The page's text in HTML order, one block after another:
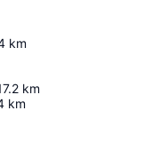
km
km
km